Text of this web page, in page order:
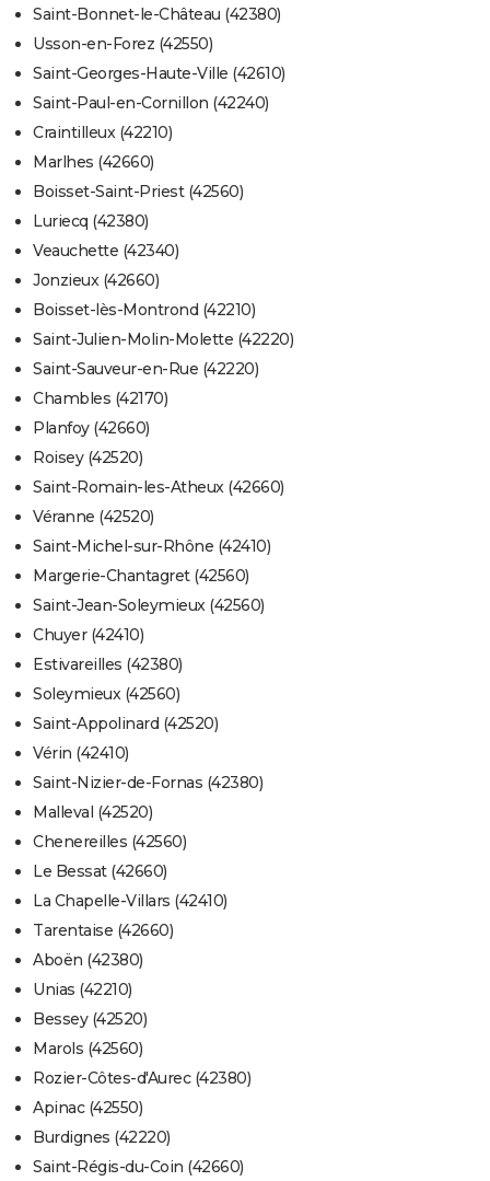
Saint-Bonnet-le-Château (42380)
Usson-en-Forez (42550)
Saint-Georges-Haute-Ville (42610)
Saint-Paul-en-Cornillon (42240)
Craintilleux (42210)
Marlhes (42660)
Boisset-Saint-Priest (42560)
Luriecq (42380)
Veauchette (42340)
Jonzieux (42660)
Boisset-lès-Montrond (42210)
Saint-Julien-Molin-Molette (42220)
Saint-Sauveur-en-Rue (42220)
Chambles (42170)
Planfoy (42660)
Roisey (42520)
Saint-Romain-les-Atheux (42660)
Véranne (42520)
Saint-Michel-sur-Rhône (42410)
Margerie-Chantagret (42560)
Saint-Jean-Soleymieux (42560)
Chuyer (42410)
Estivareilles (42380)
Soleymieux (42560)
Saint-Appolinard (42520)
Vérin (42410)
Saint-Nizier-de-Fornas (42380)
Malleval (42520)
Chenereilles (42560)
Le Bessat (42660)
La Chapelle-Villars (42410)
Tarentaise (42660)
Aboën (42380)
Unias (42210)
Bessey (42520)
Marols (42560)
Rozier-Côtes-d'Aurec (42380)
Apinac (42550)
Burdignes (42220)
Saint-Régis-du-Coin (42660)